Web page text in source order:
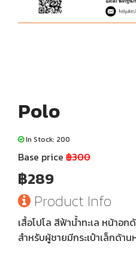
Polo
In Stock: 200
Base price ฿300
฿289
Product Info
เสื้อโปโล สีฟ้าน้ำทะเล หน้าอ
สำหรับผู้ชายมีกระเป๋าเล็กด้าน